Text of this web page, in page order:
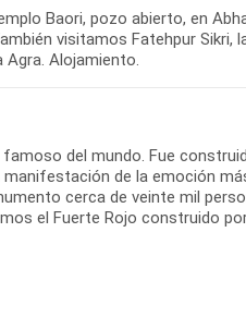
Baori, pozo abierto, en
visitamos Fatehpur Sikri,
Agra. Alojamiento.
del mundo. Fue
de la emoción
cerca de veinte mil
el Fuerte Rojo construido